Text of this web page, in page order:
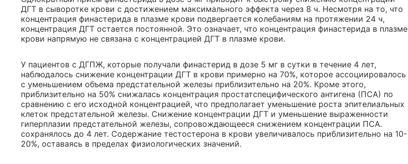
ДГТ в сыворотке крови с достижением максимального эффекта через 8 ч. Несмотря на то, что
концентрация финастерида в плазме крови подвергается колебаниям на протяжении 24 ч,
концентрация ДГТ остается постоянной. Это означает, что концентрация финастерида в плазме
крови напрямую не связана с концентрацией ДГТ в плазме крови.
У пациентов с ДГПЖ, которые получали финастерид в дозе 5 мг в сутки в течение 4 лет,
наблюдалось снижение концентрации ДГТ в крови примерно на 70%, которое ассоциировалось
с уменьшением объема предстательной железы приблизительно на 20%. Кроме этого,
приблизительно на 50% снижалась концентрация простатспецифического антигена (ПСА) по
сравнению с его исходной концентрацией, что предполагает уменьшение роста эпителиальных
клеток предстательной железы. Снижение концентрации ДГТ и уменьшение выраженности
гиперплазии предстательной железы, сопровождающееся снижением концентрации ПСА.
сохранялось до 4 лет. Содержание тестостерона в крови увеличивалось приблизительно на 10-
20%, оставаясь в пределах физиологических значений.